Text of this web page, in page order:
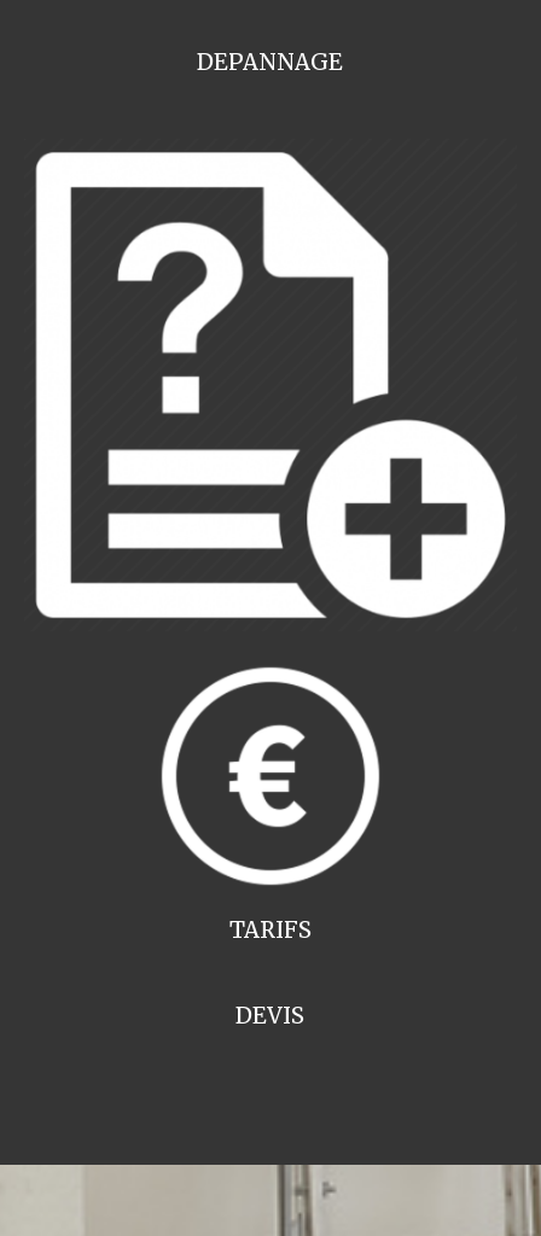
DEPANNAGE
TARIFS
DEVIS